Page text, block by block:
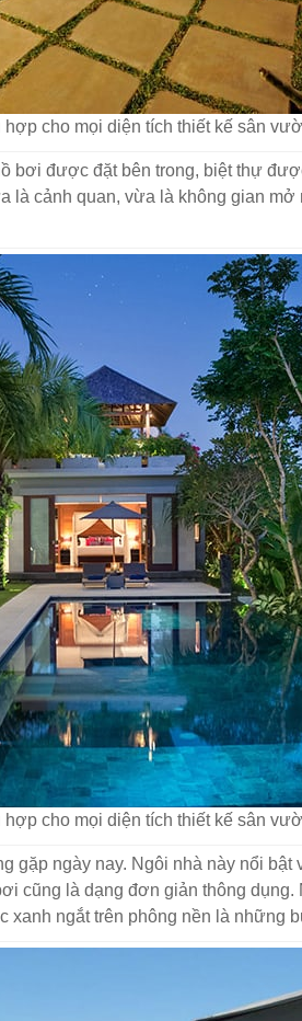
hợp cho mọi diện tích thiết kế sân
bơi được đặt bên trong, biệt thự
là cảnh quan, vừa là không gian
hợp cho mọi diện tích thiết kế sân
gặp ngày nay. Ngôi nhà này nổi
cũng là dạng đơn giản thông
ngắt trên phông nền là những